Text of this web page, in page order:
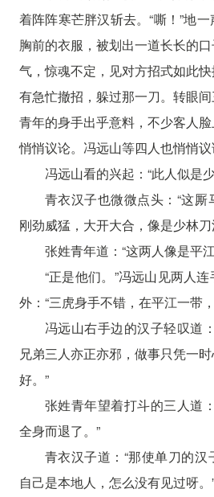
着阵阵寒芒胖汉斩去。“嘶！”地
胸前的衣服，被划出一道长长的
气，惊魂不定，见对方招式如此
有急忙撤招，躲过那一刀。转眼
青年的身手出乎意料，不少客人
悄悄议论。冯远山等四人也悄悄议
冯远山看的兴起：“此人似是
青衣汉子也微微点头：“这厮
刚劲威猛，大开大合，像是少林刀
张姓青年道：“这两人像是平
“正是他们。”冯远山见两人
外：“三虎身手不错，在平江一带
冯远山右手边的汉子轻叹道
兄弟三人亦正亦邪，做事只凭一
好。”
张姓青年望着打斗的三人道
全身而退了。”
青衣汉子道：“那使单刀的
自己是本地人，怎么没有见过呀。